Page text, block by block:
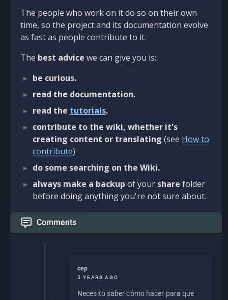
The people who work on it do so on their own
time, so the project and its documentation evolve
as fast as people contribute to it.
The best advice we can give you is:
be curious.
read the documentation.
read the tutorials.
contribute to the wiki, whether it's
creating content or translating (see How to
contribute)
do some searching on the Wiki.
always make a backup of your share folder
before doing anything you're not sure about.
Comments
cep
5 YEARS AGO
Necesito saber cómo hacer para que